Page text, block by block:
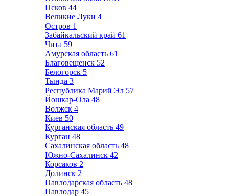
Псков 44
Великие Луки 4
Остров 1
Забайкальский край 61
Чита 59
Амурская область 61
Благовещенск 52
Белогорск 5
Тында 3
Республика Марий Эл 57
Йошкар-Ола 48
Волжск 4
Киев 50
Курганская область 49
Курган 48
Сахалинская область 48
Южно-Сахалинск 42
Корсаков 2
Долинск 2
Павлодарская область 48
Павлодар 45